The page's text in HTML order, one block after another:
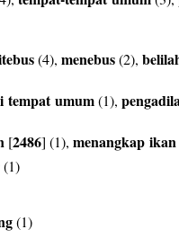
(4), menebus(2),
tempat umum(1),
[2486] (1), menangkap ikan
(1)
(1)